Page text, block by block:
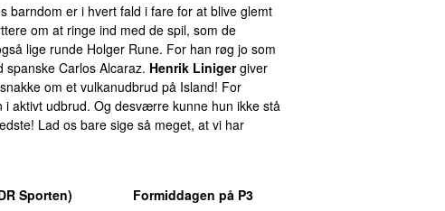
barndom er i hvert fald i fare for at blive glemt
om at ringe ind med de spil, som de
lige runde Holger Rune. For han røg jo som
Carlos Alcaraz. Henrik Linigergiver
om et vulkanudbrud på Island! For
aktivt udbrud. Og desværre kunne hun ikke stå
Lad os bare sige så meget, at vi har
Sporten)
Formiddagen på P3